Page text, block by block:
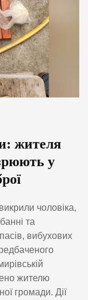
жителя
у
чоловіка,
та
вибухових
жителю
громади. Дії